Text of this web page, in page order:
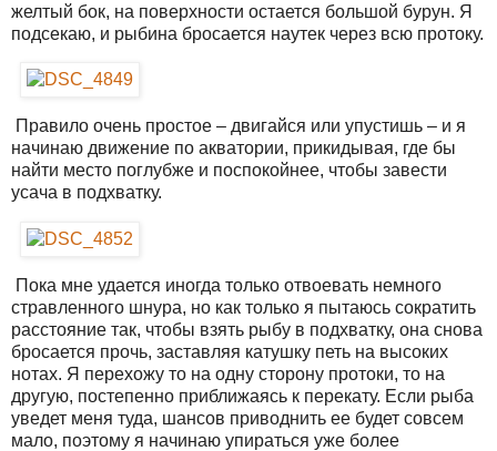
желтый бок, на поверхности остается большой бурун. Я
подсекаю, и рыбина бросается наутек через всю протоку.
Правило очень простое – двигайся или упустишь – и я
начинаю движение по акватории, прикидывая, где бы
найти место поглубже и поспокойнее, чтобы завести
усача в подхватку.
Пока мне удается иногда только отвоевать немного
стравленного шнура, но как только я пытаюсь сократить
расстояние так, чтобы взять рыбу в подхватку, она снова
бросается прочь, заставляя катушку петь на высоких
нотах. Я перехожу то на одну сторону протоки, то на
другую, постепенно приближаясь к перекату. Если рыба
уведет меня туда, шансов приводнить ее будет совсем
мало, поэтому я начинаю упираться уже более